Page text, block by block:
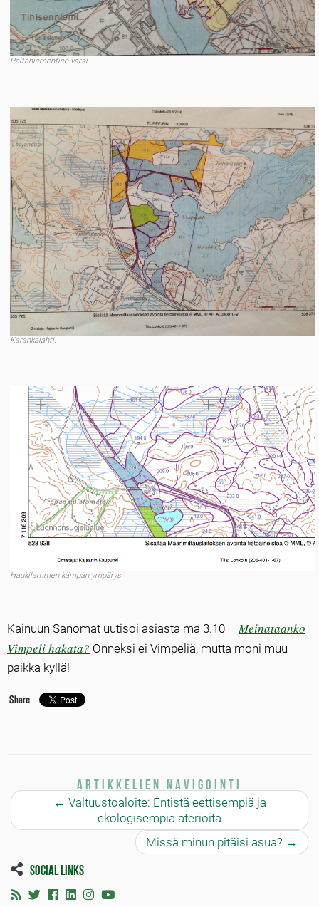
Paltaniementien varsi.
Karankalahti.
Haukilammen kämpän ympärys.
Kainuun Sanomat uutisoi asiasta ma 3.10 –Meinataanko
Vimpeli hakata? Onneksi ei Vimpeliä, mutta moni muu
paikka kyllä!
Artikkelien navigointi
← Valtuustoaloite: Entistä eettisempiä ja
ekologisempia aterioita
Missä minun pitäisi asua? →
Social links